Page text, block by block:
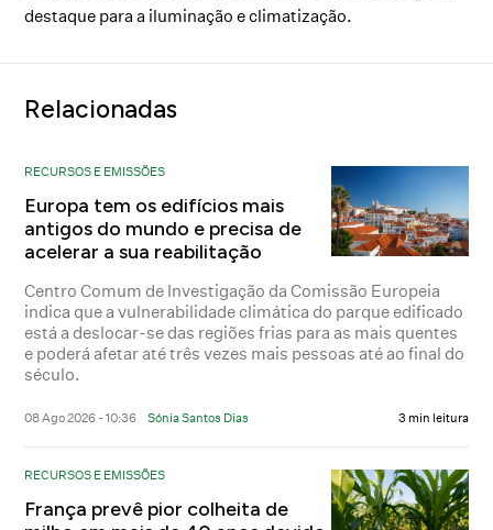
destaque para a iluminação e climatização.
Relacionadas
RECURSOS E EMISSÕES
Europa tem os edifícios mais
antigos do mundo e precisa de
acelerar a sua reabilitação
Centro Comum de Investigação da Comissão Europeia
indica que a vulnerabilidade climática do parque edificado
está a deslocar-se das regiões frias para as mais quentes
e poderá afetar até três vezes mais pessoas até ao final do
século.
08 Ago 2026 - 10:36 Sónia Santos Dias 3 min leitura
RECURSOS E EMISSÕES
França prevê pior colheita de